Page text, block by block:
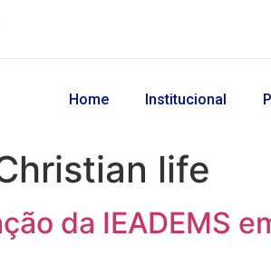
Home Institucional
life
da IEADEMS